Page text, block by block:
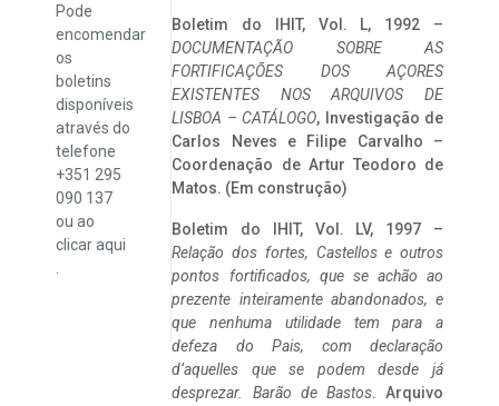
Pode
encomendar
os
boletins
disponíveis
através do
telefone
+351 295
090 137
ou ao
clicaraqui
Boletim do IHIT, Vol. L, 1992 –
DOCUMENTAÇÃO SOBRE AS
FORTIFICAÇÕES DOS AÇORES
EXISTENTES NOS ARQUIVOS DE
LISBOA – CATÁLOGO, Investigação de
Carlos Neves e Filipe Carvalho –
Coordenação de Artur Teodoro de
Matos. (Em construção)
Boletim do IHIT, Vol. LV, 1997 –
Relação dos fortes, Castellos e outros
pontos fortificados, que se achão ao
prezente inteiramente abandonados, e
que nenhuma utilidade tem para a
defeza do Pais, com declaração
d’aquelles que se podem desde já
desprezar. Barão de Bastos. Arquivo